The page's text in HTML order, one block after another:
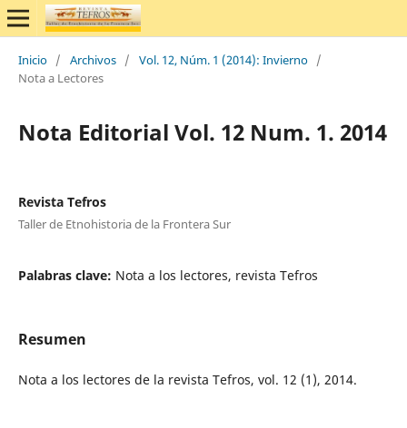
Inicio / Archivos / Vol. 12, Núm. 1 (2014): Invierno /
Nota a Lectores
Nota Editorial Vol. 12 Num. 1. 2014
Revista Tefros
Taller de Etnohistoria de la Frontera Sur
Palabras clave: Nota a los lectores, revista Tefros
Resumen
Nota a los lectores de la revista Tefros, vol. 12 (1), 2014.